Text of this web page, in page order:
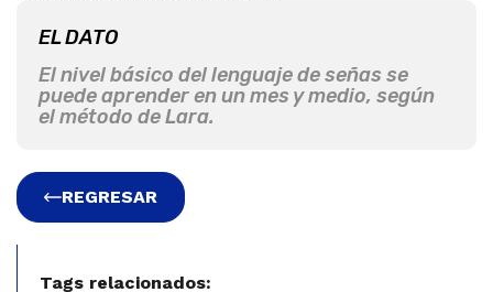
EL DATO
El nivel básico del lenguaje de señas se
puede aprender en un mes y medio, según
el método de Lara.
REGRESAR
Tags relacionados: